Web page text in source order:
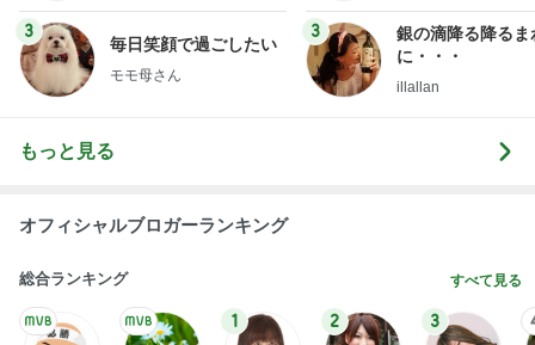
3
毎日笑顔で過ごしたい
モモ母さん
3
銀の滴降る降るま
に・・・
illallan
もっと見る
オフィシャルブロガーランキング
総合ランキング すべて見る
1 2 3